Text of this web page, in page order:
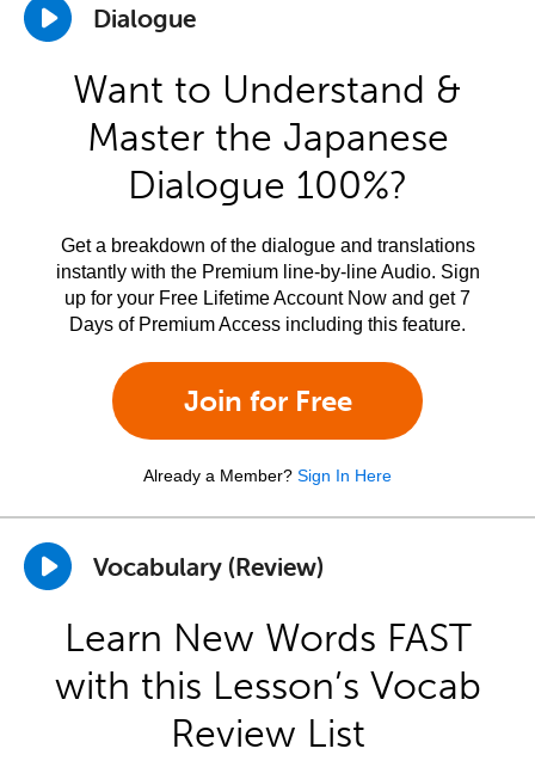
Dialogue
Want to Understand &
Master the Japanese
Dialogue 100%?
Get a breakdown of the dialogue and translations
instantly with the Premium line-by-line Audio. Sign
up for your Free Lifetime Account Now and get 7
Days of Premium Access including this feature.
Join for Free
Already a Member? Sign In Here
Vocabulary (Review)
Learn New Words FAST
with this Lesson’s Vocab
Review List